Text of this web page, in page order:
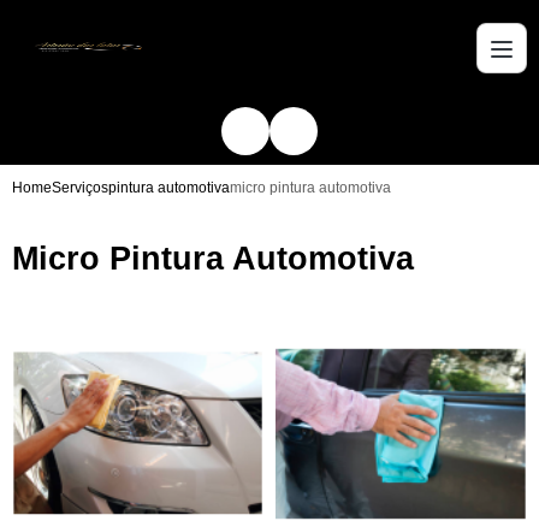
HomeServiçospintura automotivamicro pintura automotiva
Micro Pintura Automotiva